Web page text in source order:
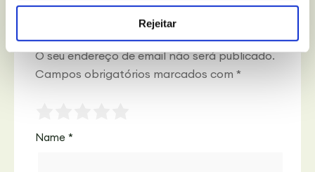
Rejeitar
e sem Lactose.
O seu endereço de email não será publicado.
Campos obrigatórios marcados com *
Name *